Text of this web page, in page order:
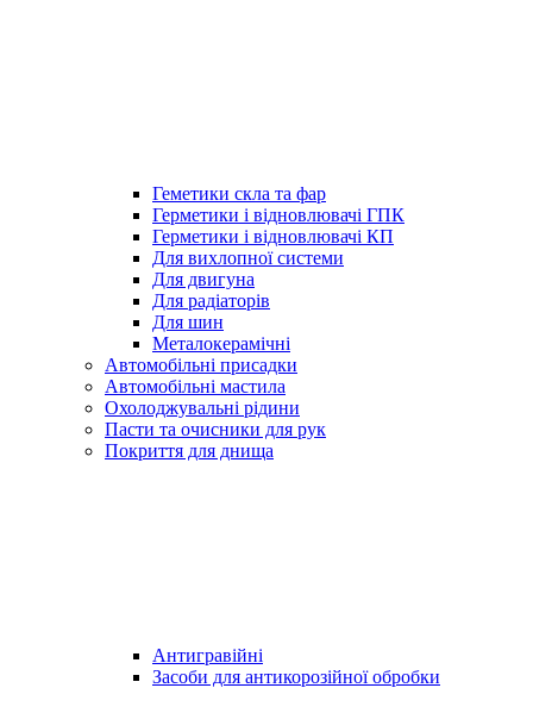
Геметики скла та фар
Герметики і відновлювачі ГПК
Герметики і відновлювачі КП
Для вихлопної системи
Для двигуна
Для радіаторів
Для шин
Металокерамічні
Автомобільні присадки
Автомобільні мастила
Охолоджувальні рідини
Пасти та очисники для рук
Покриття для днища
Антигравійні
Засоби для антикорозійної обробки